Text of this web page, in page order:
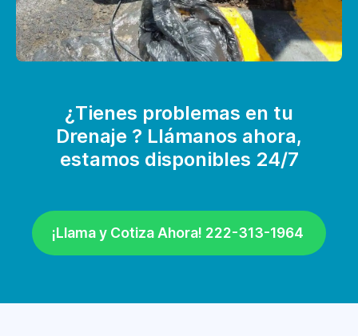
¿Tienes problemas en tu
Drenaje ? Llámanos ahora,
estamos disponibles 24/7
¡Llama y Cotiza Ahora! 222-313-1964